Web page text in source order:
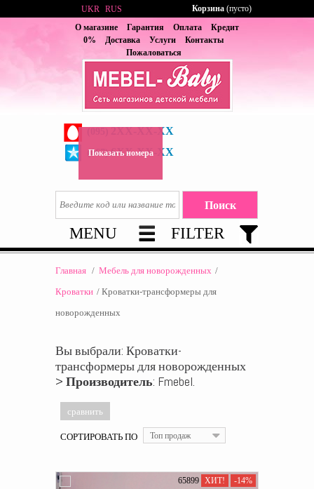
О магазине Гарантия Оплата
Кредит
0%
Доставка Услуги
Контакты
Пожаловаться
2XX-XX-XX
(067) 6XX-XX-XX
Показать номера
UKR RUS Корзина (пусто)
MENU FILTER
Главная / Мебель для новорожденных /
Кроватки / Кроватки-трансформеры для
новорожденных
Вы выбрали: Кроватки-
трансформеры для новорожденных
> Производитель: Fmebel.
СОРТИРОВАТЬ ПО Топ продаж
65899 ХИТ! -14%